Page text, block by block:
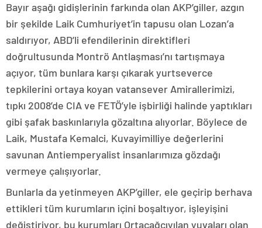
Bayır aşağı gidişlerinin farkında olan AKP’giller, azgın
bir şekilde Laik Cumhuriyet’in tapusu olan Lozan’a
saldırıyor, ABD’li efendilerinin direktifleri
doğrultusunda Montrö Antlaşması’nı tartışmaya
açıyor, tüm bunlara karşı çıkarak yurtseverce
tepkilerini ortaya koyan vatansever Amirallerimizi,
tıpkı 2008’de CIA ve FETÖ’yle işbirliği halinde yaptıkları
gibi şafak baskınlarıyla gözaltına alıyorlar. Böylece de
Laik, Mustafa Kemalci, Kuvayimilliye değerlerini
savunan Antiemperyalist insanlarımıza gözdağı
vermeye çalışıyorlar.
Bunlarla da yetinmeyen AKP’giller, ele geçirip berhava
ettikleri tüm kurumların içini boşaltıyor, işleyişini
değiştiriyor, bu kurumları Ortaçağcıyılan yuvaları olan